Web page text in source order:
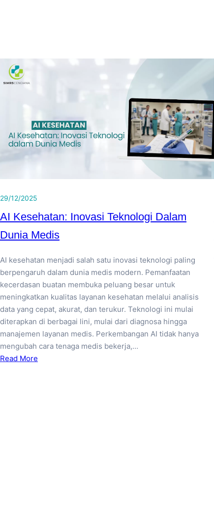
29/12/2025
AI Kesehatan: Inovasi Teknologi Dalam
Dunia Medis
AI kesehatan menjadi salah satu inovasi teknologi paling
berpengaruh dalam dunia medis modern. Pemanfaatan
kecerdasan buatan membuka peluang besar untuk
meningkatkan kualitas layanan kesehatan melalui analisis
data yang cepat, akurat, dan terukur. Teknologi ini mulai
diterapkan di berbagai lini, mulai dari diagnosa hingga
manajemen layanan medis. Perkembangan AI tidak hanya
mengubah cara tenaga medis bekerja,…
Read More